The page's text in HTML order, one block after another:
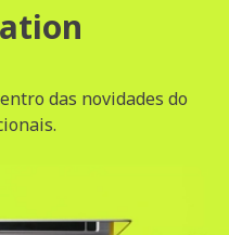
das novidades do